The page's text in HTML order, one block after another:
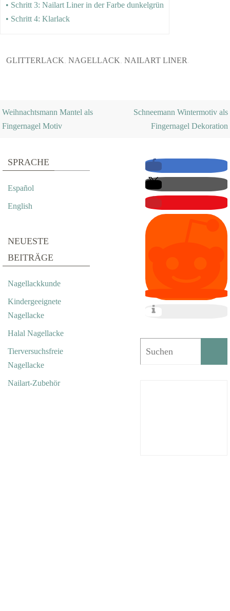
• Schritt 3: Nailart Liner in der Farbe dunkelgrün
• Schritt 4: Klarlack
GLITTERLACK, NAGELLACK, NAILART LINER
Weihnachtsmann Mantel als
Fingernagel Motiv
Schneemann Wintermotiv als
Fingernagel Dekoration
SPRACHE
Español
English
NEUESTE
BEITRÄGE
Nagellackkunde
Kindergeeignete
Nagellacke
Halal Nagellacke
Tierversuchsfreie
Nagellacke
Nailart-Zubehör